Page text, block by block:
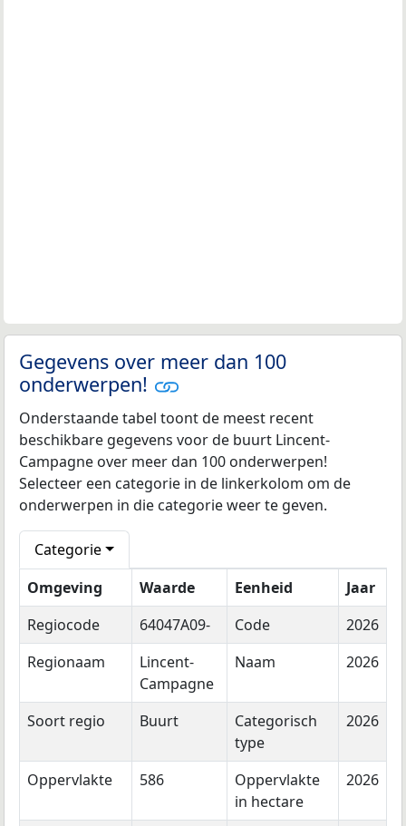
Gegevens over meer dan 100
onderwerpen!
Onderstaande tabel toont de meest recent
beschikbare gegevens voor de buurt Lincent-
Campagne over meer dan 100 onderwerpen!
Selecteer een categorie in de linkerkolom om de
onderwerpen in die categorie weer te geven.
Categorie
Omgeving
Waarde Eenheid
Jaar
Regiocode
64047A09- Code
2026
Regionaam
Lincent-
Campagne
Naam 2026
Soort regio Buurt
Categorisch
type
2026
Oppervlakte 586
Oppervlakte
in hectare
2026